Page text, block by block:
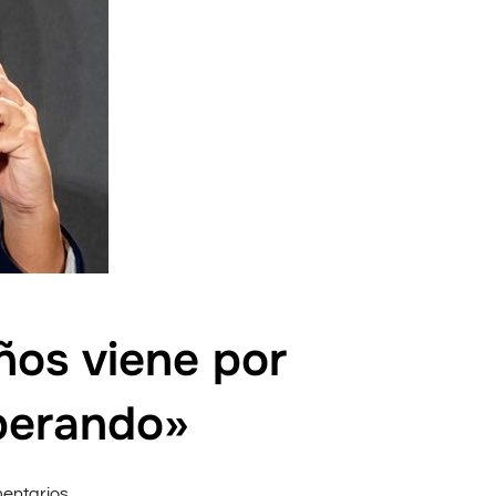
viene por